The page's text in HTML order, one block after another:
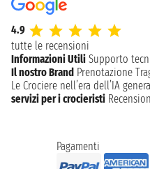
4.9
tutte le recensioni
Informazioni Utili Supporto
Il nostro Brand Prenotazione
Le Crociere nell’era dell’IA
servizi per i crocieristi
Pagamenti